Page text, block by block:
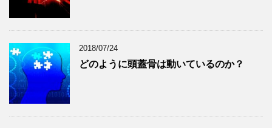
2018/07/24
どのように頭蓋骨は動いているのか？